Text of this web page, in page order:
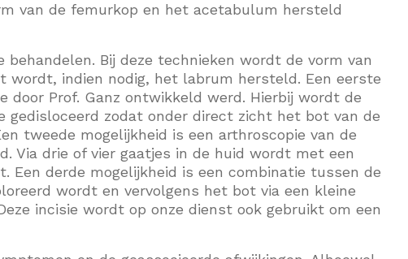
van de femurkop en het acetabulum hersteld
behandelen. Bij deze technieken wordt de vorm van
indien nodig, het labrum hersteld. Een eerste
door Prof. Ganz ontwikkeld werd. Hierbij wordt de
zodat onder direct zicht het bot van de
tweede mogelijkheid is een arthroscopie van de
Via drie of vier gaatjes in de huid wordt met een
derde mogelijkheid is een combinatie tussen de
wordt en vervolgens het bot via een kleine
incisie wordt op onze dienst ook gebruikt om een